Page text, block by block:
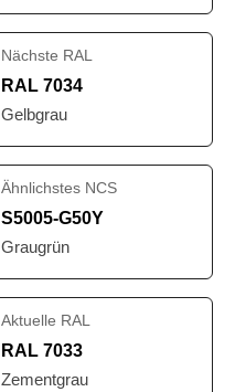
Nächste RAL
RAL 7034
Gelbgrau
Ähnlichstes NCS
S5005-G50Y
Graugrün
Aktuelle RAL
RAL 7033
Zementgrau